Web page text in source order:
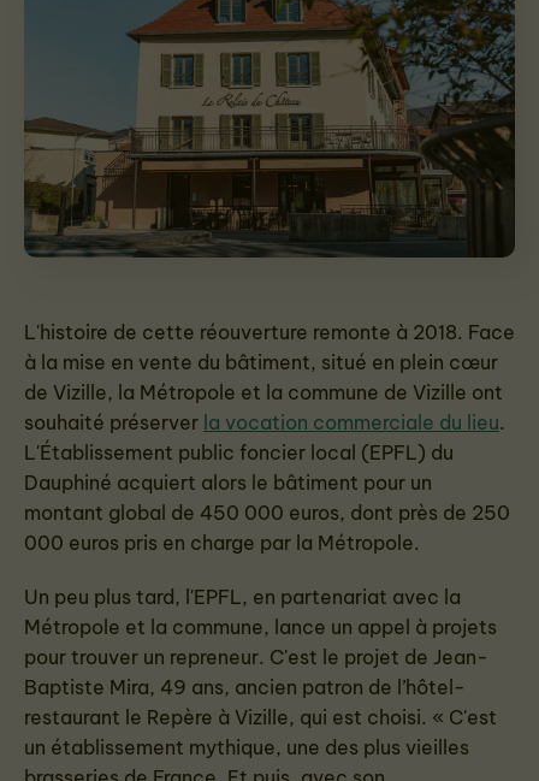
L'histoire de cette réouverture remonte à 2018. Face
à la mise en vente du bâtiment, situé en plein cœur
de Vizille, la Métropole et la commune de Vizille ont
souhaité préserver la vocation commerciale du lieu.
L'Établissement public foncier local (EPFL) du
Dauphiné acquiert alors le bâtiment pour un
montant global de 450 000 euros, dont près de 250
000 euros pris en charge par la Métropole.
Un peu plus tard, l'EPFL, en partenariat avec la
Métropole et la commune, lance un appel à projets
pour trouver un repreneur. C'est le projet de Jean-
Baptiste Mira, 49 ans, ancien patron de l’hôtel-
restaurant le Repère à Vizille, qui est choisi. « C'est
un établissement mythique, une des plus vieilles